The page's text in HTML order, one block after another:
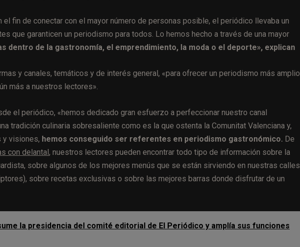
el fin de conectar con el mayor número de personas posible, el periódico llevaba un
que garanticen un periodismo para todos. Lo hemos hecho a través de una mayor
dentro de la gastronomía, el emprendimiento, la moda o el deporte», explican
y canales, temáticos y de interés general, «para ofrecer un periodismo más amplio
más a nuestros lectores».
el periódico, «hemos dedicado gran esfuerzo a perfeccionar nuestro canal
tradición culinaria sobresaliente como es la que ostenta la Comunitat Valenciana y,
y visiones, hemos conseguido ser referentes en periodismo gastronómico. De
con delantal, nuestros lectores pueden encontrar todo tipo de información sobre la
sobre algunos de los mejores menús que se están sirviendo en nuestras calles
sobre recetas exclusivas o sobre las mejores barras donde disfrutar de un
la presidencia del comité editorial de El Periódico y amplía sus funciones